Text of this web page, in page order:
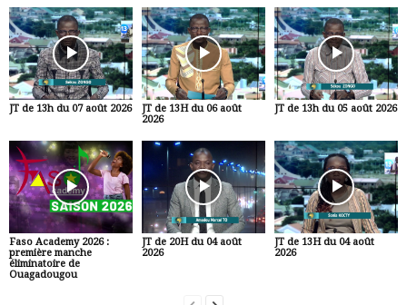
JT de 13h du 07 août 2026
JT de 13H du 06 août
2026
JT de 13h du 05 août 2026
Faso Academy 2026 :
première manche
éliminatoire de
Ouagadougou
JT de 20H du 04 août
2026
JT de 13H du 04 août
2026